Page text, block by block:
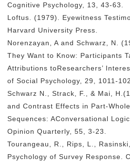
Cognitive Psychology, 13, 43-63.
Loftus. (1979). Eyewitness
Harvard University Press.
Norenzayan, A and Schwarz, N.
They Want to Know: Participants
Attributions toResearchers’
of Social Psychology, 29, 1011-
Schwarz N., Strack, F., & Mai,
and Contrast Effects in Part-
Sequences: AConversational
Opinion Quarterly, 55, 3-23.
Tourangeau, R., Rips, L.,
Psychology of Survey Response.